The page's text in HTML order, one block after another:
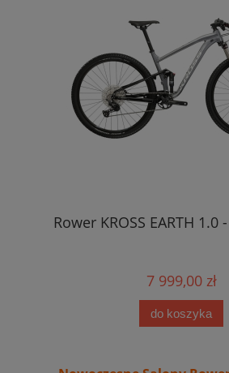
Rower KROSS EARTH 1.0
7 999,00 zł
do koszyka